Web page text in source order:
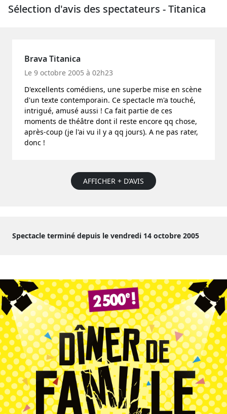
Sélection d'avis des spectateurs - Titanica
Brava Titanica
Le 9 octobre 2005 à 02h23
D'excellents comédiens, une superbe mise en scène
d'un texte contemporain. Ce spectacle m'a touché,
intrigué, amusé aussi ! Ca fait partie de ces
moments de théâtre dont il reste encore qq chose,
après-coup (je l'ai vu il y a qq jours). A ne pas rater,
donc !
AFFICHER + D’AVIS
Spectacle terminé depuis le vendredi 14 octobre 2005